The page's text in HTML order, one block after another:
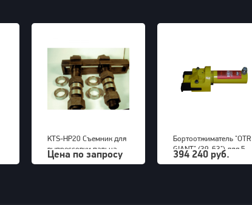
KTS-HP20 Съемник для
выпрессовки пальца
кривошипа станка-
Цена по запросу
Бортоотжиматель "OTR
GIANT" (39-63") для 5-
ти составных дисков
394 240 руб.